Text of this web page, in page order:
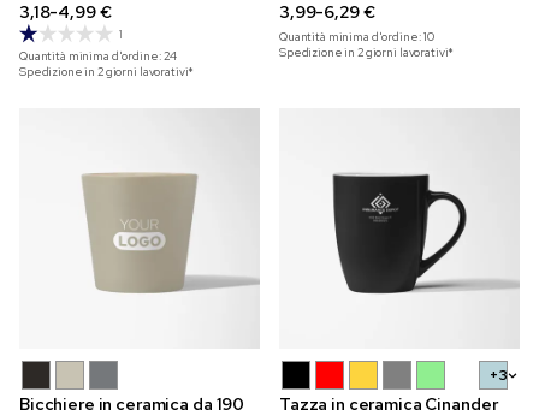
3,18-4,99 €
1
Quantità minima d'ordine:24
Spedizione in 2 giorni lavorativi*
3,99-6,29 €
Quantità minima d'ordine:10
Spedizione in 2 giorni lavorativi*
Bicchiere in ceramica da 190
+3
Tazza in ceramica Cinander